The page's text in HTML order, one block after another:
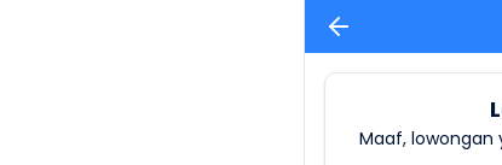
Maaf,